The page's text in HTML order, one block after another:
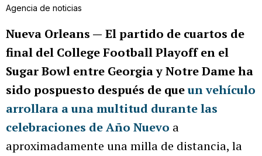
Agencia de noticias
Nueva Orleans — El partido de cuartos de
final del College Football Playoff en el
Sugar Bowl entre Georgia y Notre Dame ha
sido pospuesto después de queun vehículo
arrollara a una multitud durante las
celebraciones de Año Nuevo a
aproximadamente una milla de distancia, la